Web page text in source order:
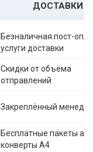
ДОСТАВКИ
Безналичная пост-
услуги доставки
Скидки от объёма
отправлений
Закреплённый
Бесплатные пакеты а-
конверты А4